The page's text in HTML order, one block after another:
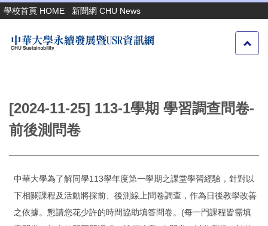
跳
到
要
學校首頁 HOME 新聞網 CHU News
[2024-11-25] 113-1學期 學習調查問卷-
前後測問卷
中華大學為了解同學113學年度第一學期之課堂學習經驗，針對以
下相關課程及活動將採前、後測線上問卷調查，作為日後教學改善
之依據。懇請您花少許的時間協助填答問卷。(每一門課程皆需填